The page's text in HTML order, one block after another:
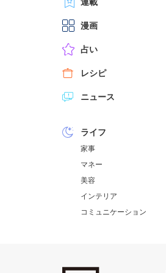
漫画
占い
レシピ
ニュース
ライフ
家事
マネー
美容
インテリア
コミュニケーション